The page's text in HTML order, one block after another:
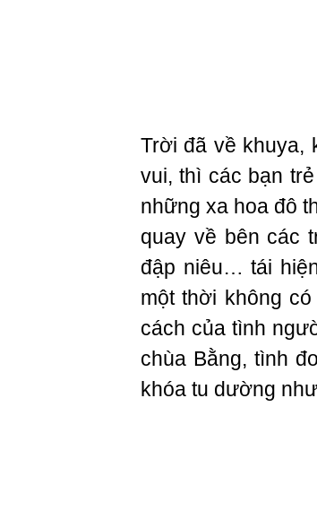
Trời đã về khuya,
vui, thì các bạn
những xa hoa đô
quay về bên các
đập niêu… tái
một thời không
cách của tình
chùa Bằng, tình
khóa tu dường